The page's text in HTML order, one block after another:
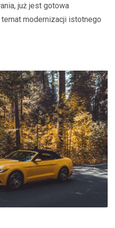
już jest gotowa
modernizacji istotnego